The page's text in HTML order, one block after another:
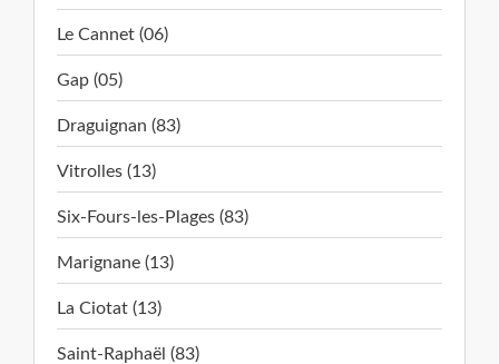
Le Cannet (06)
Gap (05)
Draguignan (83)
Vitrolles (13)
Six-Fours-les-Plages (83)
Marignane (13)
La Ciotat (13)
Saint-Raphaël (83)